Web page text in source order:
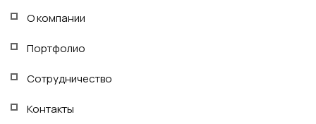
О компании
Портфолио
Сотрудничество
Контакты